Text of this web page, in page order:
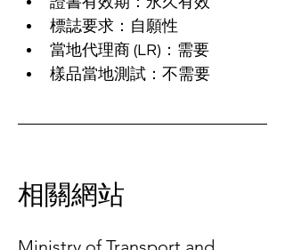
標誌要求：自願性
當地代理商 (LR)：需要
樣品當地測試：不需要
相關網站